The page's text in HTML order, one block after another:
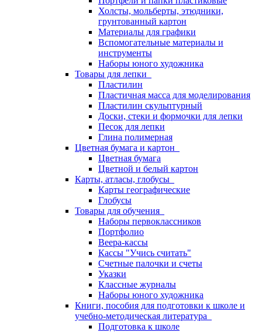
Холсты, мольберты, этюдники,
грунтованный картон
Материалы для графики
Вспомогательные материалы и
инструменты
Наборы юного художника
Товары для лепки
Пластилин
Пластичная масса для моделирования
Пластилин скульптурный
Доски, стеки и формочки для лепки
Песок для лепки
Глина полимерная
Цветная бумага и картон
Цветная бумага
Цветной и белый картон
Карты, атласы, глобусы
Карты географические
Глобусы
Товары для обучения
Наборы первоклассников
Портфолио
Веера-кассы
Кассы "Учись считать"
Счетные палочки и счеты
Указки
Классные журналы
Наборы юного художника
Книги, пособия для подготовки к школе и
учебно-методическая литература
Подготовка к школе